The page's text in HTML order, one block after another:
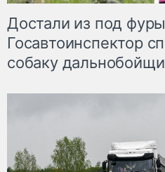
Достали из под
Госавтоинспектор
собаку